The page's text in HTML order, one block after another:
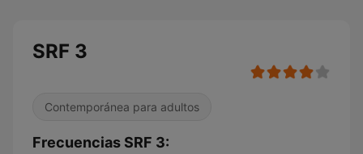
SRF 3
Contemporánea para adultos
Frecuencias SRF 3: